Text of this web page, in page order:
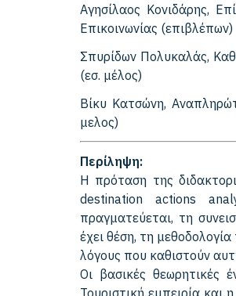
Αγησίλαος Κονιδάρης,
Επικοινωνίας (επιβλέπων)
Σπυρίδων Πολυκαλάς,
(εσ. μέλος)
Βίκυ Κατσώνη,
μελος)
Περίληψη:
Η πρόταση της
destination actions
πραγματεύεται, τη
έχει θέση, τη
λόγους που καθιστούν
Οι βασικές θεωρητικές
Τουριστική εμπειρία και